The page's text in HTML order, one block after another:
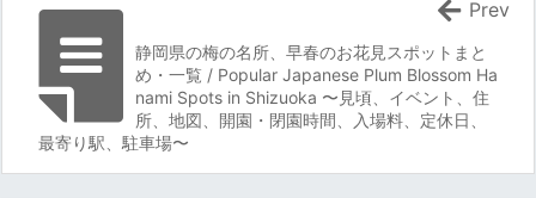
静岡県の梅の名所、早春のお花見スポットまと
め・一覧 / Popular Japanese Plum Blossom Ha
nami Spots in Shizuoka 〜見頃、イベント、住
所、地図、開園・閉園時間、入場料、定休日、
最寄り駅、駐車場〜
Prev